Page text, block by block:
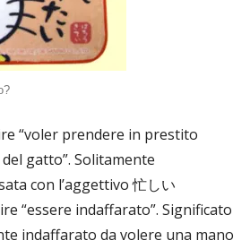
“voler prendere in prestito
gatto”. Solitamente
con l’aggettivo 忙しい
“essere indaffarato”. Significato
indaffarato da volere una mano